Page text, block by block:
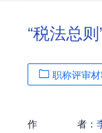
“税法总
职称评审
作 者：